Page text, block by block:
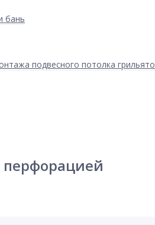
бань
подвесного потолка грильято
перфорацией